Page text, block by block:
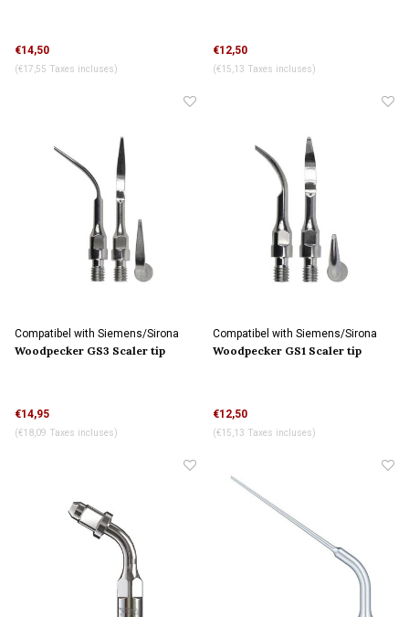
€14,50
(€17,55 Taxes incluses)
€12,50
(€15,13 Taxes incluses)
Compatibel with Siemens/Sirona
connection
Woodpecker GS3 Scaler tip
€14,95
(€18,09 Taxes incluses)
Compatibel with Siemens/Sirona
connection
Woodpecker GS1 Scaler tip
€12,50
(€15,13 Taxes incluses)